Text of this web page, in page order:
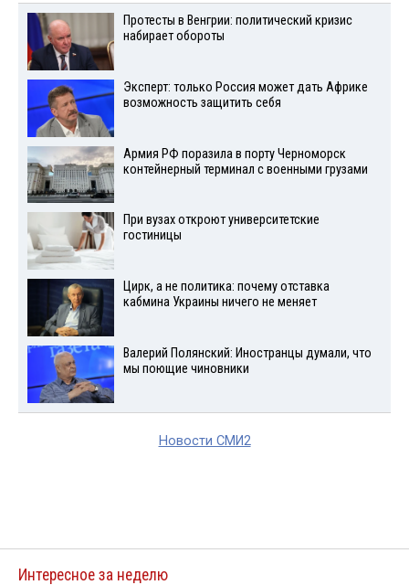
Протесты в Венгрии: политический кризис
набирает обороты
Эксперт: только Россия может дать Африке
возможность защитить себя
Армия РФ поразила в порту Черноморск
контейнерный терминал с военными грузами
При вузах откроют университетские
гостиницы
Цирк, а не политика: почему отставка
кабмина Украины ничего не меняет
Валерий Полянский: Иностранцы думали, что
мы поющие чиновники
Новости СМИ2
Интересное за неделю